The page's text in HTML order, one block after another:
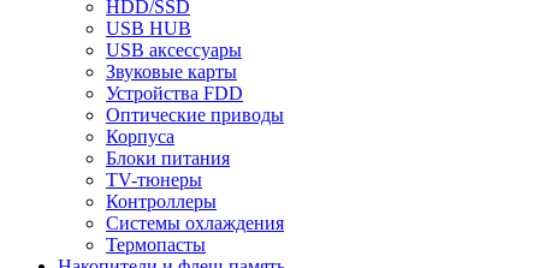
HDD/SSD
USB HUB
USB аксессуары
Звуковые карты
Устройства FDD
Оптические приводы
Корпуса
Блоки питания
TV-тюнеры
Контроллеры
Системы охлаждения
Термопасты